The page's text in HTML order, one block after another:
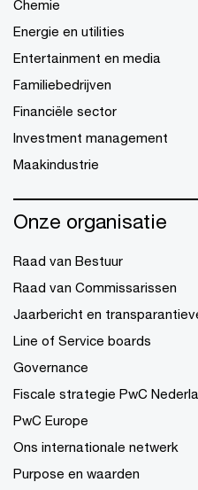
Chemie
Energie en utilities
Entertainment en media
Familiebedrijven
Financiële sector
Investment management
Maakindustrie
Onze organisatie
Raad van Bestuur
Raad van Commissarissen
Jaarbericht en
Line of Service boards
Governance
Fiscale strategie PwC
PwC Europe
Ons internationale netwerk
Purpose en waarden